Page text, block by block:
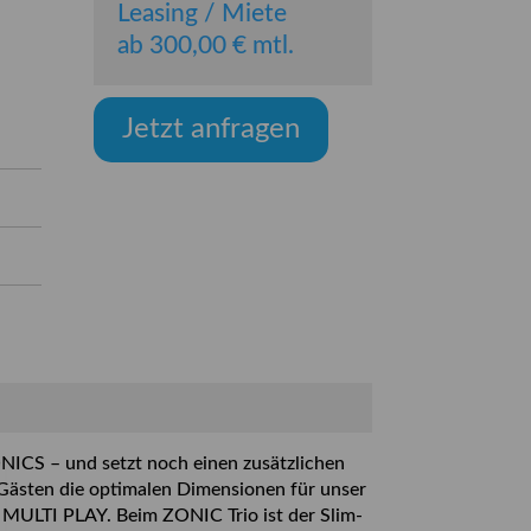
Leasing / Miete
ab 300,00 € mtl.
Jetzt anfragen
– und setzt noch einen zusätzlichen
die optimalen Dimensionen für unser
PLAY. Beim ZONIC Trio ist der Slim-